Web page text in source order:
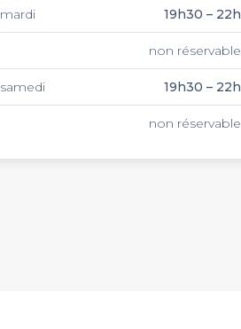
19h30 – 22h
non réservable
19h30 – 22h
non réservable